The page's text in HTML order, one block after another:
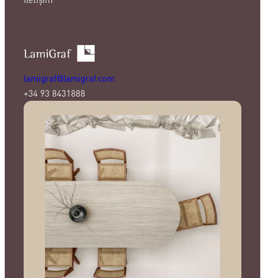
lamigraf@lamigraf.com
+34 93 8431888